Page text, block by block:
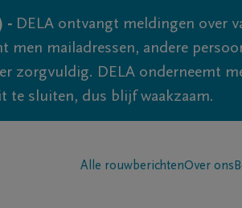
- DELA ontvangt meldingen over
mailadressen, andere
zorgvuldig. DELA onderneemt
te sluiten, dus blijf waakzaam.
Alle rouwberichtenOver ons